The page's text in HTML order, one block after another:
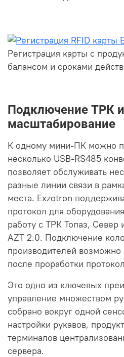
Регистрация карты с
балансом и сроками
Подключение ТРК и
масштабирование
К одному мини-ПК можно
несколько USB-RS485
позволяет обслуживать
разные линии связи в
места. Exzotron
протокол для
работу с ТРК Топаз, Север
AZT 2.0. Подключение
производителей возможно
после проработки
Это одно из ключевых
управление множеством
собрано вокруг одной
настройки рукавов,
терминалов
сервера.